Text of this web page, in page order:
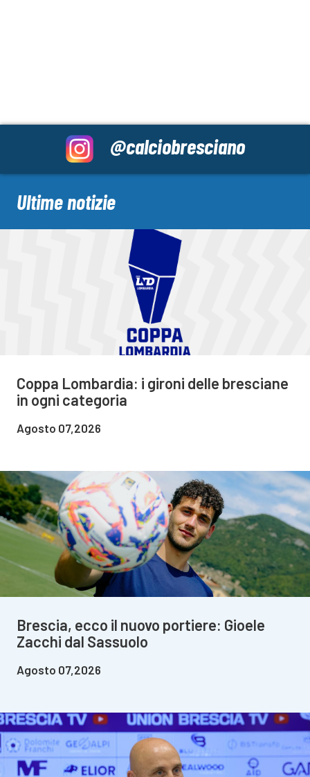
@calciobresciano
Ultime notizie
Coppa Lombardia: i gironi delle bresciane
in ogni categoria
Agosto 07,2026
Brescia, ecco il nuovo portiere: Gioele
Zacchi dal Sassuolo
Agosto 07,2026